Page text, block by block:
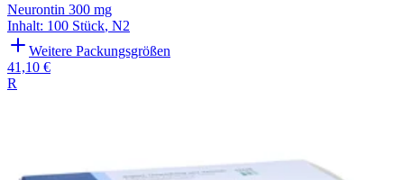
Neurontin 300 mg
Inhalt: 100 Stück, N2
Weitere Packungsgrößen
41,10 €
R